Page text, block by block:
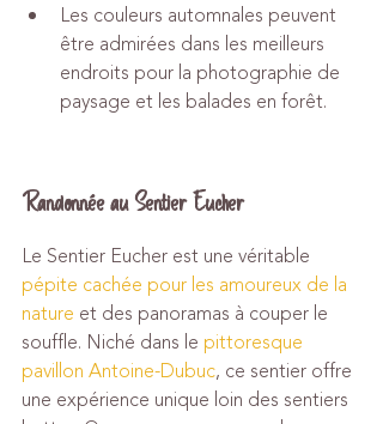
Les couleurs automnales peuvent
être admirées dans les meilleurs
endroits pour la photographie de
paysage et les balades en forêt.
Randonnée au Sentier Eucher
Le Sentier Eucher est une véritable
pépite cachée pour les amoureux de la
nature et des panoramas à couper le
souffle. Niché dans le pittoresque
pavillon Antoine-Dubuc, ce sentier offre
une expérience unique loin des sentiers